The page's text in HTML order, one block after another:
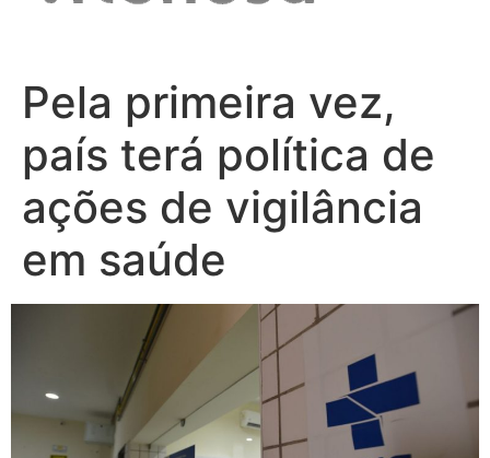
Pela primeira vez,
país terá política de
ações de vigilância
em saúde